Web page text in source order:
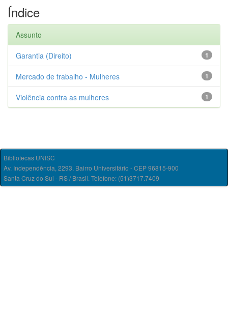
Índice
Assunto
1
Garantia (Direito)
1
Mercado de trabalho - Mulheres
1
Violência contra as mulheres
Bibliotecas UNISC
Av. Independência, 2293, Bairro Universitário - CEP 96815-900
Santa Cruz do Sul - RS / Brasil. Telefone: (51)3717.7409